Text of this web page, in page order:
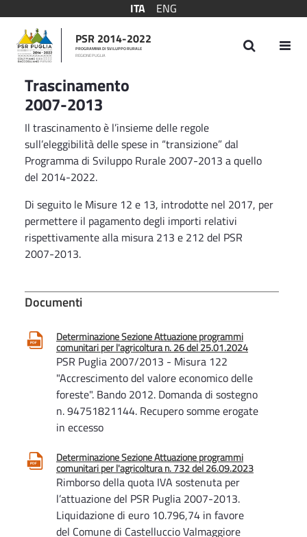
ITA
ENG
PSR 2014-2022
PROGRAMMA DI SVILUPPO RURALE
REGIONE PUGLIA
Trascinamento 2007-2013
Trascinamento
2007-2013
Il trascinamento è l’insieme delle regole
sull’eleggibilità delle spese in “transizione” dal
Programma di Sviluppo Rurale 2007-2013 a quello
del 2014-2022.
Di seguito le Misure 12 e 13, introdotte nel 2017, per
permettere il pagamento degli importi relativi
rispettivamente alla misura 213 e 212 del PSR
2007-2013.
Documenti
Determinazione Sezione Attuazione programmi
comunitari per l'agricoltura n. 26 del 25.01.2024
PSR Puglia 2007/2013 - Misura 122
"Accrescimento del valore economico delle
foreste". Bando 2012. Domanda di sostegno
n. 94751821144. Recupero somme erogate
in eccesso
Determinazione Sezione Attuazione programmi
comunitari per l'agricoltura n. 732 del 26.09.2023
Rimborso della quota IVA sostenuta per
l’attuazione del PSR Puglia 2007-2013.
Liquidazione di euro 10.796,74 in favore
del Comune di Castelluccio Valmaggiore